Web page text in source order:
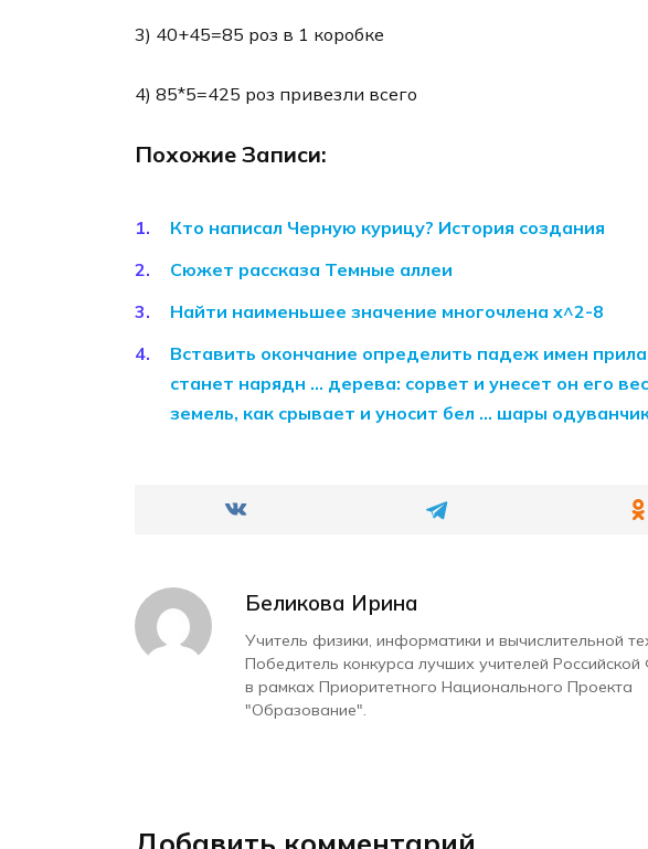
3) 40+45=85 роз в 1 коробке
4) 85*5=425 роз привезли всего
Похожие Записи:
Кто написал Черную курицу? История создания
Сюжет рассказа Темные аллеи
Найти наименьшее значение многочлена x^2-8
Вставить окончание определить падеж имен
станет нарядн … дерева: сорвет и унесет он его
земель, как срывает и уносит бел … шары
Беликова Ирина
Учитель физики, информатики и вычислительной
Победитель конкурса лучших учителей
в рамках Приоритетного Национального Проекта
"Образование".